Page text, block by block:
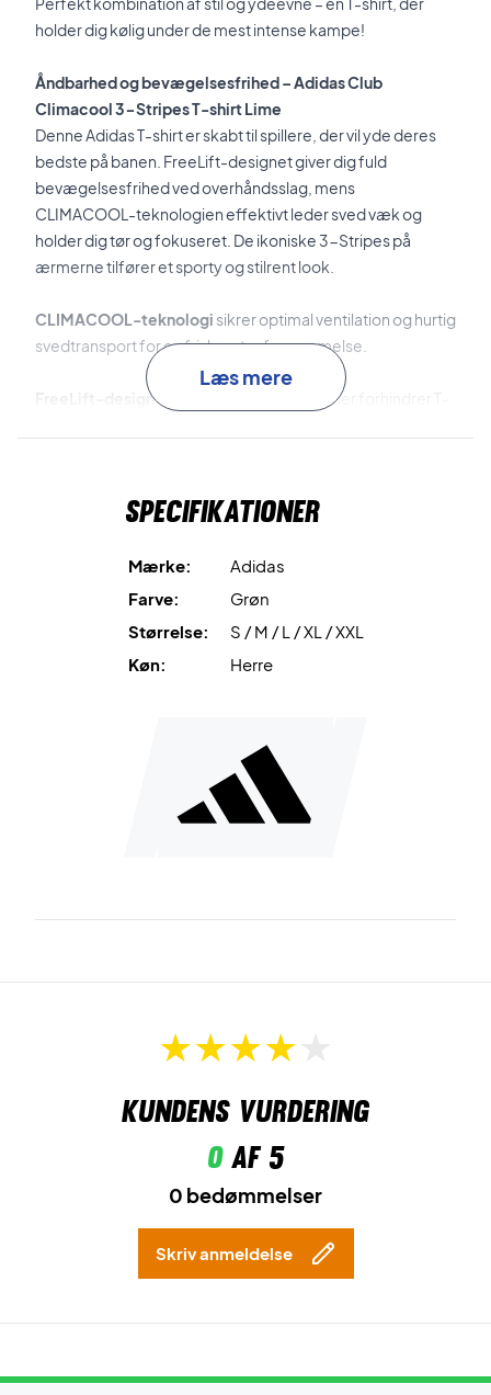
holder dig kølig under de mest intense kampe!
Åndbarhed og bevægelsesfrihed – Adidas Club
Climacool 3-Stripes T-shirt Lime
Denne Adidas T-shirt er skabt til spillere, der vil yde deres
bedste på banen. FreeLift-designet giver dig fuld
bevægelsesfrihed ved overhåndsslag, mens
CLIMACOOL-teknologien effektivt leder sved væk og
holder dig tør og fokuseret. De ikoniske 3-Stripes på
ærmerne tilfører et sporty og stilrent look.
CLIMACOOL-teknologi sikrer optimal ventilation og hurtig
svedtransport for en frisk og tør fornemmelse.
FreeLift-designgiver en sikker pasform, der forhindrer T-
polyester, der reducerer spild og støtter en mere
3-Stripes T-shirt Lime i dag!
Materiale: 100 % genanvendt polyester.
Læs mere
Specifikationer
Mærke:
Adidas
Farve:
Grøn
Størrelse:
S / M / L / XL / XXL
Køn:
Herre
Kundens vurdering
0af 5
0 bedømmelser
Skriv anmeldelse